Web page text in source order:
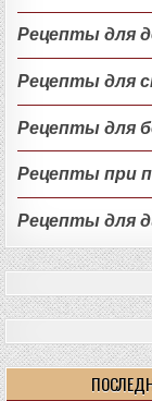
Рецепты для
Рецепты для
Рецепты для
Рецепты при
Рецепты для